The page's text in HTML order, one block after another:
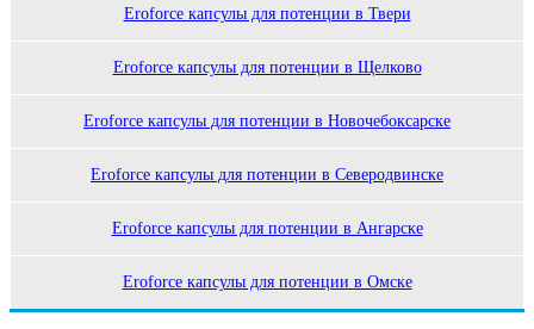
Eroforce капсулы для потенции в Твери
Eroforce капсулы для потенции в Щелково
Eroforce капсулы для потенции в Новочебоксарске
Eroforce капсулы для потенции в Северодвинске
Eroforce капсулы для потенции в Ангарске
Eroforce капсулы для потенции в Омске